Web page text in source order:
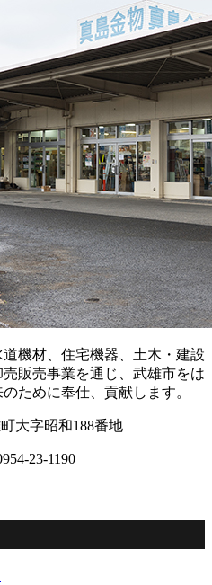
機材、住宅機器、土木・建設
販売事業を通じ、武雄市をは
ために奉仕、貢献します。
大字昭和188番地
23-1190